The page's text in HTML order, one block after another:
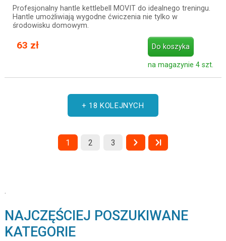
Profesjonalny hantle kettlebell MOVIT do idealnego treningu.
Hantle umożliwiają wygodne ćwiczenia nie tylko w
środowisku domowym.
63 zł Do koszyka
na magazynie 4 szt.
+ 18 KOLEJNYCH
1 2 3
NAJCZĘŚCIEJ POSZUKIWANE
KATEGORIE